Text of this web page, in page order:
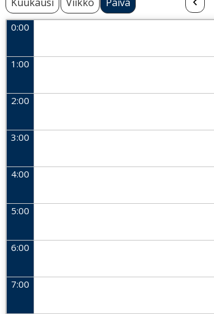
0:00
1:00
2:00
3:00
4:00
5:00
6:00
7:00